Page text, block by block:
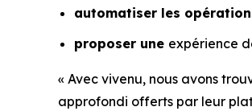
automatiser les
proposer une expérience
« Avec vivenu, nous avons
approfondi offerts par leur